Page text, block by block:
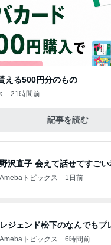
える500円分のもの
21時間前
記事を読む
野沢直子 会えて話せてすご
Amebaトピックス 1日前
レジェンド松下のなんでもプ
Amebaトピックス 6時間前